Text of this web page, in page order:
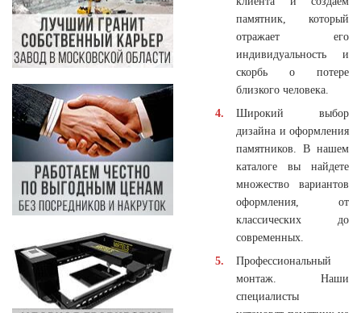
памятник, который
отражает его
индивидуальность и
скорбь о потере
близкого человека.
Широкий выбор
дизайна и оформления
памятников. В нашем
каталоге вы найдете
множество вариантов
оформления, от
классических до
современных.
Профессиональный
монтаж. Наши
специалисты